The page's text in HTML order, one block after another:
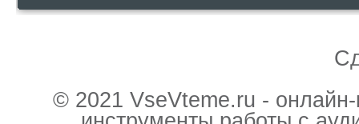
© 2021 VseVteme.ru -